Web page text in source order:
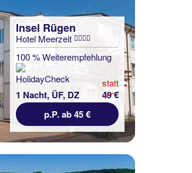
Insel Rügen
Hotel Meerzeit
100 % Weiterempfehlung
1 Nacht, ÜF, DZ
statt
49 €
p.P. ab 45 €